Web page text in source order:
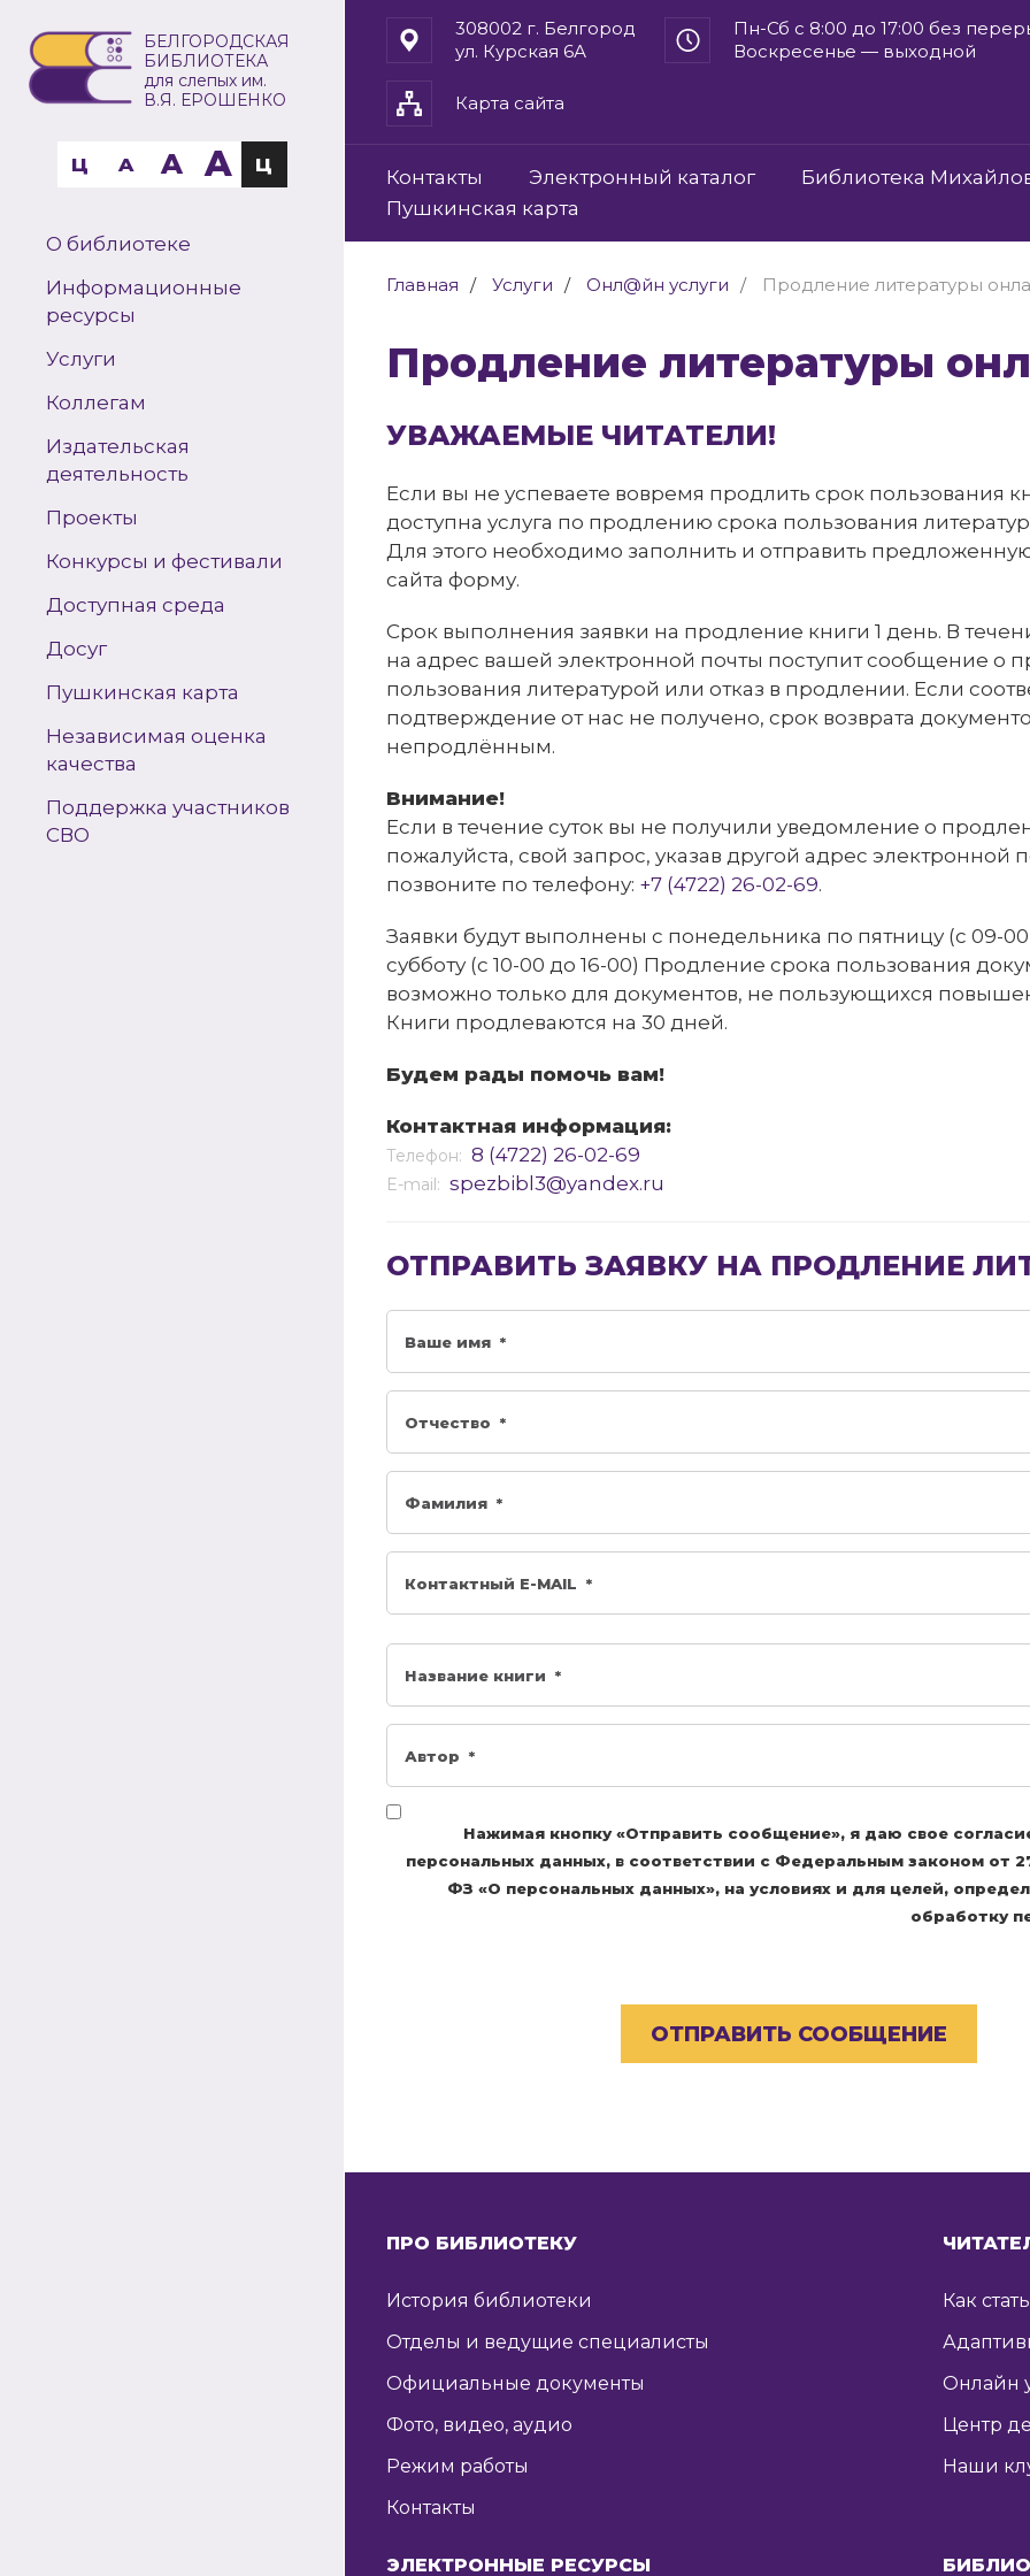
БЕЛГОРОДСКАЯ
БИБЛИОТЕКА
для слепых им.
В.Я. ЕРОШЕНКО
Ц A A A Ц
О библиотеке
Информационные
ресурсы
Услуги
Коллегам
Издательская
деятельность
Проекты
Конкурсы и фестивали
Доступная среда
Досуг
Пушкинская карта
Независимая оценка
качества
Поддержка участников
СВО
308002 г. Белгород
ул. Курская 6А
Пн-Сб с 8:00 до 17:00 без
Воскресенье — выходной
Карта сайта
Контакты Электронный каталог
Библиотека
Пушкинская карта
Главная Услуги Онл@йн услуги Продление литературы
Продление литературы
УВАЖАЕМЫЕ ЧИТАТЕЛИ!
Если вы не успеваете вовремя продлить срок пользования
доступна услуга по продлению срока пользования
Для этого необходимо заполнить и отправить
сайта форму.
Срок выполнения заявки на продление книги 1 день. В
на адрес вашей электронной почты поступит сообщение о
пользования литературой или отказ в продлении. Если
подтверждение от нас не получено, срок возврата
непродлённым.
Внимание!
Если в течение суток вы не получили уведомление о
пожалуйста, свой запрос, указав другой адрес электронной
позвоните по телефону: +7 (4722) 26-02-69.
Заявки будут выполнены с понедельника по пятницу (с 09-00
субботу (с 10-00 до 16-00) Продление срока пользования
возможно только для документов, не пользующихся
Книги продлеваются на 30 дней.
Будем рады помочь вам!
Контактная информация:
Телефон: 8 (4722) 26-02-69
E-mail: spezbibl3@yandex.ru
ОТПРАВИТЬ ЗАЯВКУ НА ПРОДЛЕНИЕ
Нажимая кнопку «Отправить сообщение», я даю свое
персональных данных, в соответствии с Федеральным законом от
ФЗ «О персональных данных», на условиях и для целей,
обработку
ПРО БИБЛИОТЕКУ
История библиотеки
Отделы и ведущие специалисты
Официальные документы
Фото, видео, аудио
Режим работы
Контакты
Как
Онлайн
Центр
Наши
ЭЛЕКТРОННЫЕ РЕСУРСЫ